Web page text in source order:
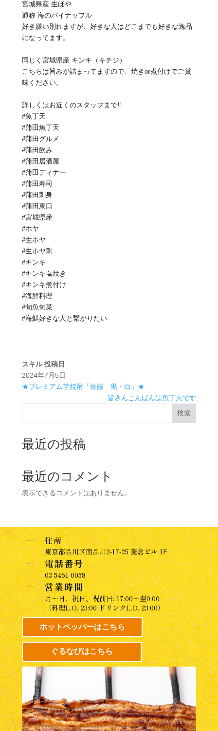
宮城県産 生ほや
通称 海のパイナップル
好き嫌い別れますが、好きな人はどこまでも好きな逸品
になってます。
同じく宮城県産 キンキ（キチジ）
こちらは旨みが詰まってますので、焼きor煮付けでご賞
味ください。
詳しくはお近くのスタッフまで‼️
#魚丁天
#蒲田魚丁天
#蒲田グルメ
#蒲田飲み
#蒲田居酒屋
#蒲田ディナー
#蒲田寿司
#蒲田刺身
#蒲田東口
#宮城県産
#ホヤ
#生ホヤ
#生ホヤ刺
#キンキ
#キンキ塩焼き
#キンキ煮付け
#海鮮料理
#旬魚旬菜
#海鮮好きな人と繋がりたい
スキル 投稿日
2024年7月5日
★プレミアム芋焼酎「佐藤 黒・白」★
皆さんこんばんは魚丁天です
検索
最近の投稿
最近のコメント
表示できるコメントはありません。
K 住所
東京都品川区南品川2-17-25 菱倉ビル 1F
K 電話番号
03-5461-0058
K 営業時間
月～日、祝日、祝前日: 17:00～翌0:00
（料理L.O. 23:00 ドリンクL.O. 23:00）
ホットペッパーはこちら
ぐるなびはこちら